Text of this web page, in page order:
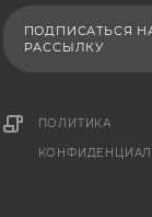
ПОДПИСАТЬСЯ
РАССЫЛКУ
ПОЛИТИКА